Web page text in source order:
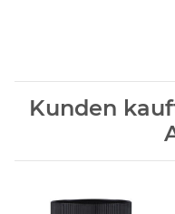
Kunden